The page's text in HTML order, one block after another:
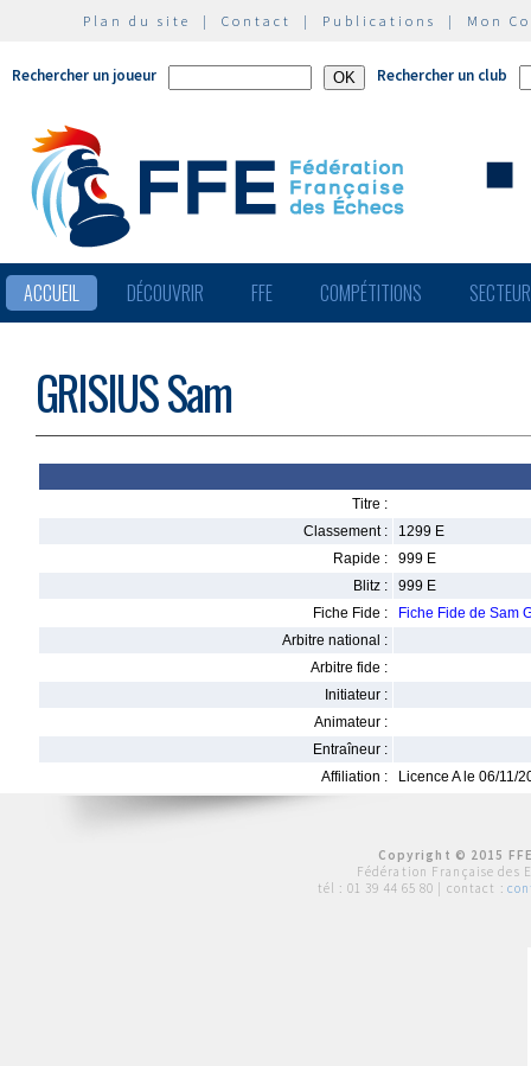
Plan du site | Contact | Publications | Mon
Rechercher un joueur Rechercher un club
ACCUEIL DÉCOUVRIR FFE COMPÉTITIONS
GRISIUS Sam
Titre :
Classement :
1299 E
Rapide :
999 E
Blitz :
999 E
Fiche Fide :
Fiche Fide de Sam
Arbitre national :
Arbitre fide :
Initiateur :
Animateur :
Entraîneur :
Affiliation :
Licence A le 06/11/
Copyright © 2015
Fédération Française des
tél : 01 39 44 65 80 | contact :